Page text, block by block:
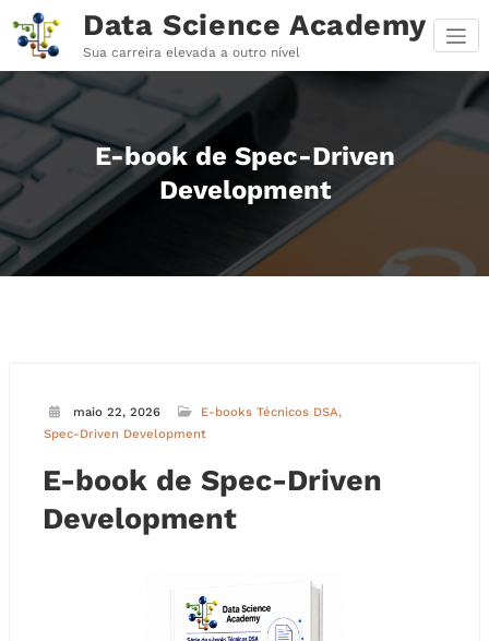
para
conteúdo
Data Science Academy
Sua carreira elevada a outro nível
E-book de Spec-Driven
Development
maio 22, 2026
E-books Técnicos DSA
Spec-Driven Development
E-book de Spec-Driven
Development